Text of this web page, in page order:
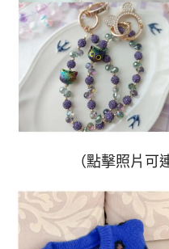
（點擊照片可